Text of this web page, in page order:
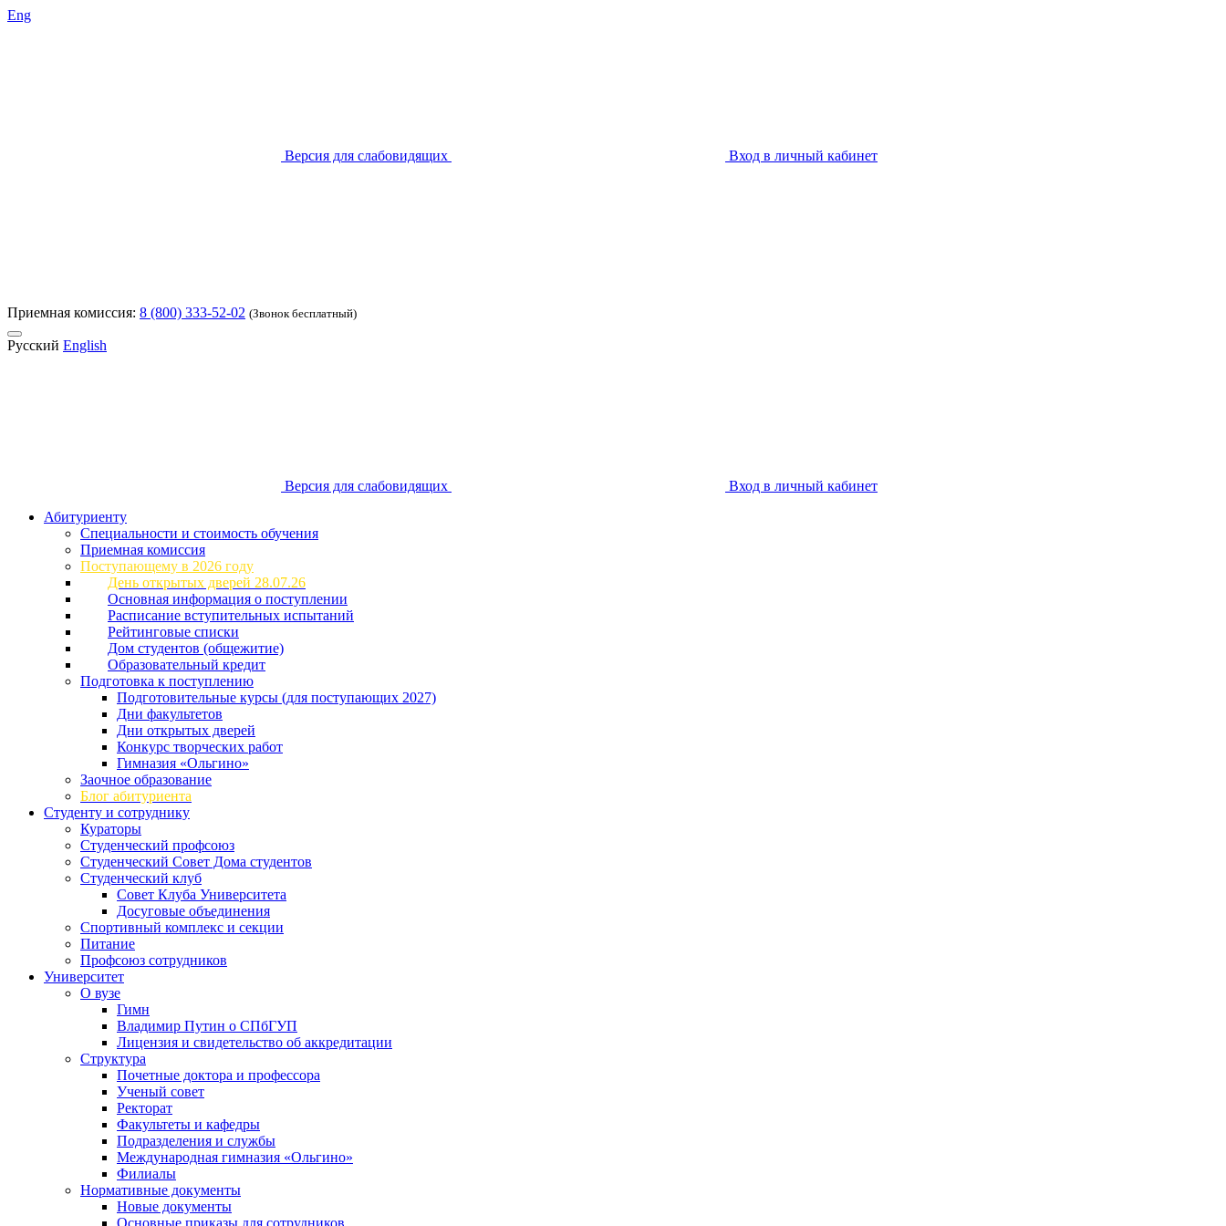
Eng
Версия для слабовидящих Вход в личный кабинет
Приемная комиссия: 8 (800) 333-52-02 (Звонок бесплатный)
Русский English
Версия для слабовидящих
Вход в личный кабинет
Абитуриенту
Специальности и стоимость обучения
Приемная комиссия
Поступающему в 2026 году
День открытых дверей 28.07.26
Основная информация о поступлении
Расписание вступительных испытаний
Рейтинговые списки
Дом студентов (общежитие)
Образовательный кредит
Подготовка к поступлению
Подготовительные курсы (для поступающих 2027)
Дни факультетов
Дни открытых дверей
Конкурс творческих работ
Гимназия «Ольгино»
Заочное образование
Блог абитуриента
Студенту и сотруднику
Кураторы
Студенческий профсоюз
Студенческий Совет Дома студентов
Студенческий клуб
Совет Клуба Университета
Досуговые объединения
Спортивный комплекс и секции
Питание
Профсоюз сотрудников
Университет
О вузе
Гимн
Владимир Путин о СПбГУП
Лицензия и свидетельство об аккредитации
Структура
Почетные доктора и профессора
Ученый совет
Ректорат
Факультеты и кафедры
Подразделения и службы
Международная гимназия «Ольгино»
Филиалы
Нормативные документы
Новые документы
Основные приказы для сотрудников